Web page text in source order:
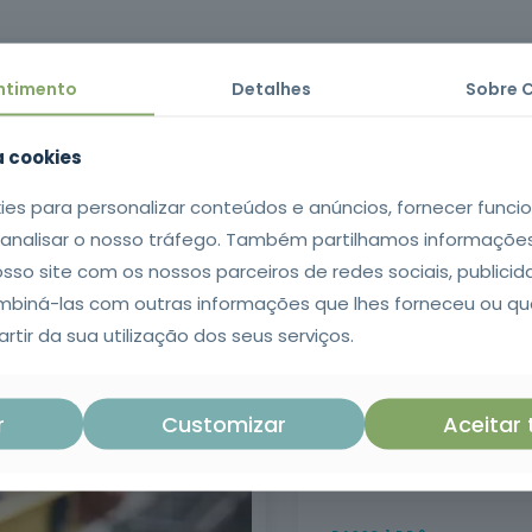
e reforço de infraestruturas, desenvolvendo competências
processos técnicos corretos e selecionar materiais ajustados,
Certificado emitido no SIGO após conclusão da formação com
escrita da língua portuguesa.
Os seus dados
Detalhes Sobre
cookies
para personalizar conteúdos e anúncios, fornecer
o nosso tráfego. Também partilhamos
site com os nossos parceiros de redes sociais,
las com outras informações que lhes forneceu ou
da sua utilização dos seus serviços.
Customizar Aceitar